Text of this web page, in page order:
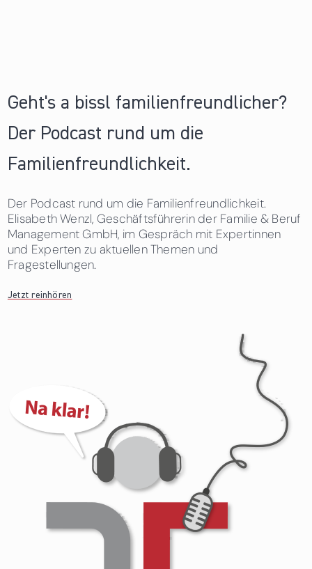
Geht's a bissl familienfreundlicher?
Der Podcast rund um die
Familienfreundlichkeit.
Der Podcast rund um die Familienfreundlichkeit.
Elisabeth Wenzl, Geschäftsführerin der Familie & Beruf
Management GmbH, im Gespräch mit Expertinnen
und Experten zu aktuellen Themen und
Fragestellungen.
Jetzt reinhören